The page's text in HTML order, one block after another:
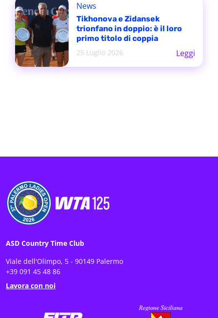
News
Tikhonova e Zidansek
trionfano in doppio: è il loro
primo titolo di coppia
25 Luglio 2026
Leggi
ASD Country Time Club
Viale dell'Olimpo, 5 - 90149 Palermo
+39 091 45 48 86
Lavora con noi